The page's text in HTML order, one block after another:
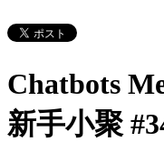
Chatbots
新手小聚